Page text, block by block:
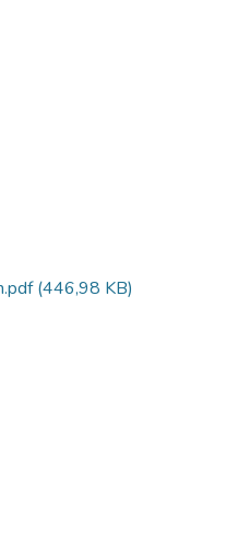
(446,98 KB)